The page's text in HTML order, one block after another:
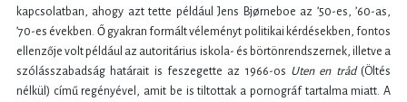
kapcsolatban, ahogy azt tette például Jens Bjørneboe az ’50-es, ’60-as,
’70-es években. Ő gyakran formált véleményt politikai kérdésekben, fontos
ellenzője volt például az autoritárius iskola- és börtönrendszernek, illetve a
szólásszabadság határait is feszegette az 1966-os Uten en tråd(Öltés
nélkül) című regényével, amit be is tiltottak a pornográf tartalma miatt. A